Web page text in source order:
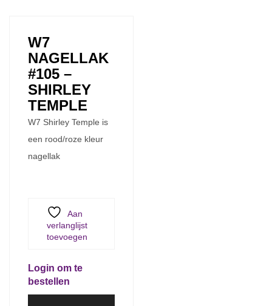
W7
NAGELLAK
#105 –
SHIRLEY
TEMPLE
W7 Shirley Temple is
een rood/roze kleur
nagellak
Aan
verlanglijst
toevoegen
Login om te
bestellen